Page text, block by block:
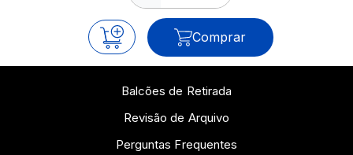
Comprar
Balcões de Retirada
Revisão de Arquivo
Perguntas Frequentes